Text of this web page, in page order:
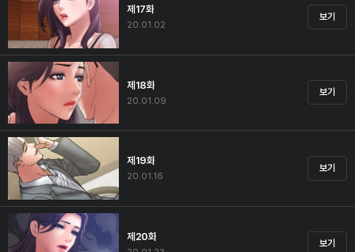
제17화
20.01.02
보기
제18화
20.01.09
보기
제19화
20.01.16
보기
제20화
보기